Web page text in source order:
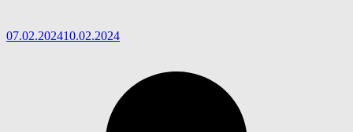
07.02.202410.02.2024